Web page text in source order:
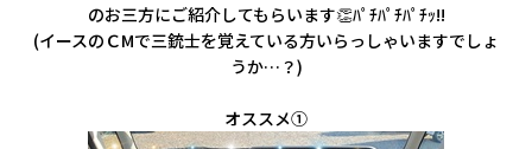
のお三方にご紹介してもらいます👏ﾊﾟﾁﾊﾟﾁﾊﾟﾁｯ!!
(イースのＣMで三銃士を覚えている方いらっしゃいますでしょ
うか…？)
オススメ①